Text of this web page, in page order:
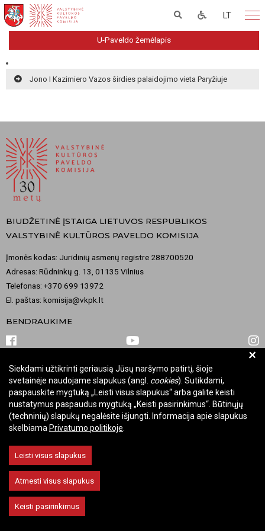
LT
U-Paveldo žemėlapis
Jono I Kazimiero Vazos širdies palaidojimo vieta Paryžiuje
BIUDŽETINĖ ĮSTAIGA LIETUVOS RESPUBLIKOS
VALSTYBINĖ KULTŪROS PAVELDO KOMISIJA
Įmonės kodas: Juridinių asmenų registre 288700520
Adresas: Rūdninkų g. 13, 01135 Vilnius
Telefonas: +370 699 13972
El. paštas: komisija@vkpk.lt
BENDRAUKIME
© 2026 Valstybinė kultūros paveldo komisija. Visos teisės saugomos.
Keisti slapukų nustatymus
+
Siekdami užtikrinti geriausią Jūsų naršymo patirtį, šioje
svetainėje naudojame slapukus (angl. cookies). Sutikdami,
paspauskite mygtuką „Leisti visus slapukus“ arba galite keisti
nustatymus paspaudus mygtuką „Keisti pasirinkimus“. Būtinųjų
(techninių) slapukų negalėsite išjungti. Informacija apie slapukus
skelbiama Privatumo politikoje
Leisti visus slapukus
Atmesti visus slapukus
Keisti pasirinkimus